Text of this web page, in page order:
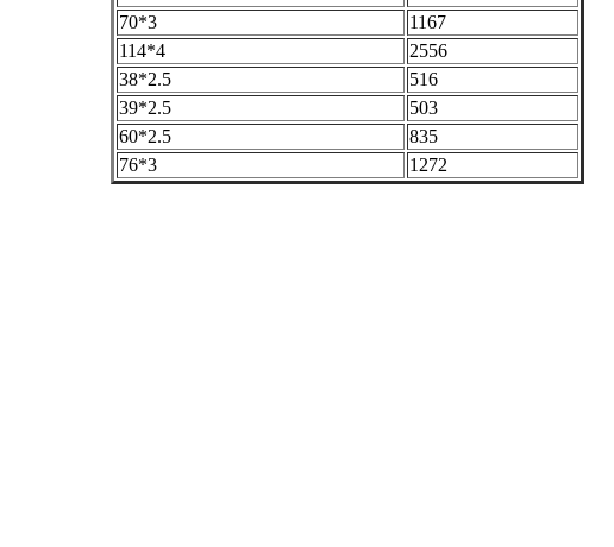
70*3
1167
114*4
2556
38*2.5
516
39*2.5
503
60*2.5
835
76*3
1272